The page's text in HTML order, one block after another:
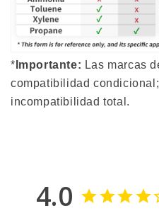
* Importante: Las marcas
compatibilidad
incompatibilidad total.
4.0